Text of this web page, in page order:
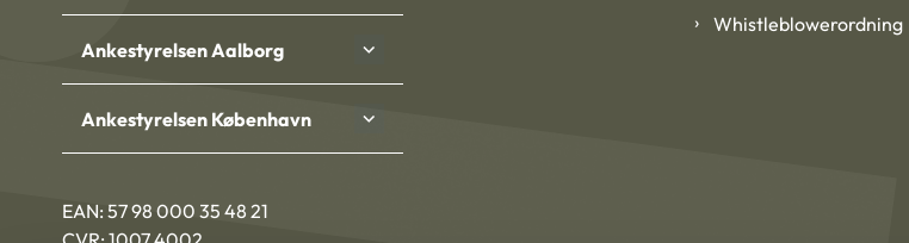
Ankestyrelsen Aalborg
Ankestyrelsen København
EAN: 57 98 000 35 48 21
Whistleblowerordning